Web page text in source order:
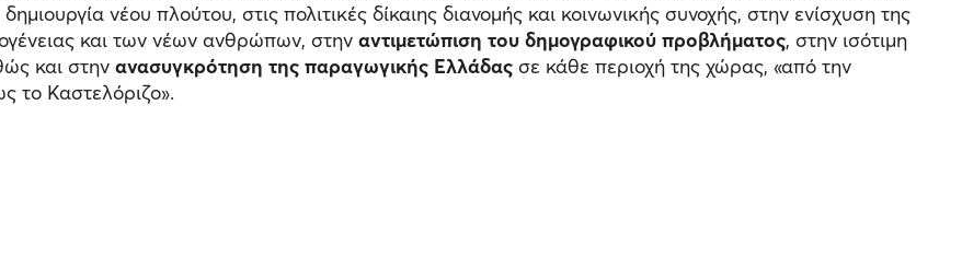
νέου πλούτου, στις πολιτικές δίκαιης διανομής και κοινωνικής συνοχής, στην ενίσχυση της
και των νέων ανθρώπων, στην αντιμετώπιση του δημογραφικού προβλήματος, στην ισότιμη
και στην ανασυγκρότηση της παραγωγικής Ελλάδας σε κάθε περιοχή της χώρας, «από την
το Καστελόριζο».